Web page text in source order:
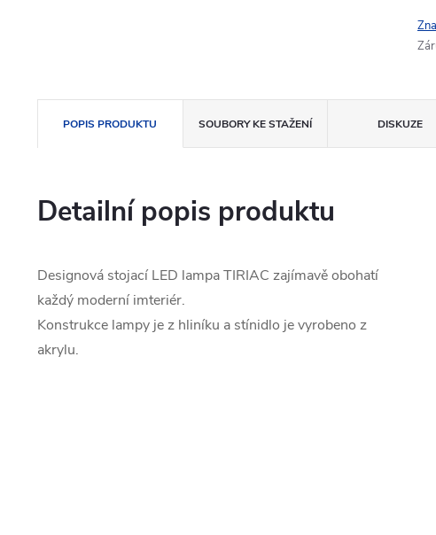
POPIS PRODUKTU SOUBORY KE STAŽENÍ DISKUZE
Detailní popis produktu
Designová stojací LED lampa TIRIAC zajímavě obohatí
každý moderní imteriér.
Konstrukce lampy je z hliníku a stínidlo je vyrobeno z
akrylu.